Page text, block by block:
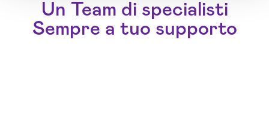
Un Team di specialisti
Sempre a tuo supporto